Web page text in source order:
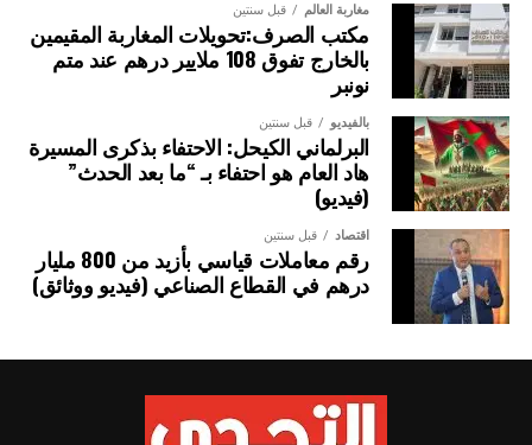
مغاربة العالم قبل سنتين
مكتب الصرف:تحويلات المغاربة المقيمين
بالخارج تفوق 108 ملايير درهم عند متم
نونبر
بالفيديو قبل سنتين
البرلماني الكيحل: الاحتفاء بذكرى المسيرة
هاد العام هو احتفاء بـ “ما بعد الحدث”
(فيديو)
اقتصاد قبل سنتين
رقم معاملات قياسي بأزيد من 800 مليار
درهم في القطاع الصناعي (فيديو ووثائق)